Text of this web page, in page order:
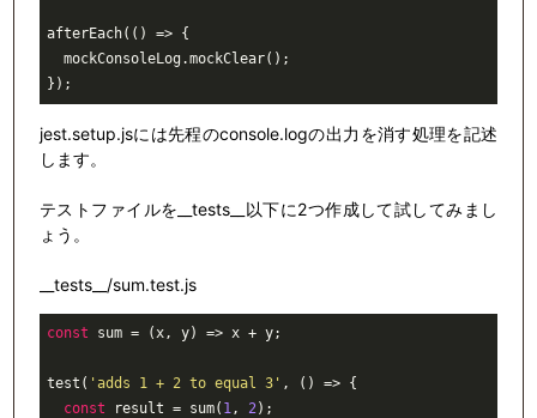
afterEach(() => {
jest.setup.jsには先程のconsole.logの出力を消す処理を記述
します。
テストファイルを__tests__以下に2つ作成して試してみまし
ょう。
__tests__/sum.test.js
const sum = (x, y) => x + y;
test( 'adds 1 + 2 to equal 3' , () => {
const result = sum( 1 , 2 );